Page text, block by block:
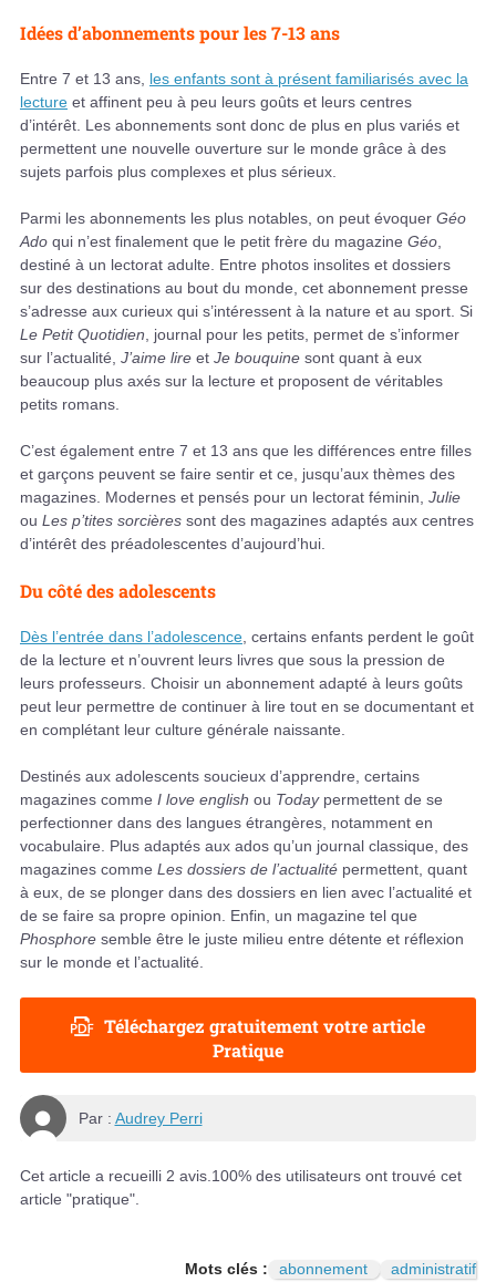
Idées d’abonnements pour les 7-13 ans
Entre 7 et 13 ans, les enfants sont à présent familiarisés avec la
lecture et affinent peu à peu leurs goûts et leurs centres
d’intérêt. Les abonnements sont donc de plus en plus variés et
permettent une nouvelle ouverture sur le monde grâce à des
sujets parfois plus complexes et plus sérieux.
Parmi les abonnements les plus notables, on peut évoquer Géo
Ado qui n’est finalement que le petit frère du magazine Géo
destiné à un lectorat adulte. Entre photos insolites et dossiers
sur des destinations au bout du monde, cet abonnement presse
s’adresse aux curieux qui s’intéressent à la nature et au sport. Si
Le Petit Quotidien , journal pour les petits, permet de s’informer
sur l’actualité, J’aime lire et Je bouquine sont quant à eux
beaucoup plus axés sur la lecture et proposent de véritables
petits romans.
C’est également entre 7 et 13 ans que les différences entre filles
et garçons peuvent se faire sentir et ce, jusqu’aux thèmes des
magazines. Modernes et pensés pour un lectorat féminin, Julie
ou Les p’tites sorcières sont des magazines adaptés aux centres
d’intérêt des préadolescentes d’aujourd’hui.
Du côté des adolescents
Dès l’entrée dans l’adolescence , certains enfants perdent le goût
de la lecture et n’ouvrent leurs livres que sous la pression de
leurs professeurs. Choisir un abonnement adapté à leurs goûts
peut leur permettre de continuer à lire tout en se documentant et
en complétant leur culture générale naissante.
Destinés aux adolescents soucieux d’apprendre, certains
magazines comme I love english ou Todaypermettent de se
perfectionner dans des langues étrangères, notamment en
vocabulaire. Plus adaptés aux ados qu’un journal classique, des
magazines comme Les dossiers de l’actualité permettent, quant
à eux, de se plonger dans des dossiers en lien avec l’actualité et
de se faire sa propre opinion. Enfin, un magazine tel que
Phosphore semble être le juste milieu entre détente et réflexion
sur le monde et l’actualité.
Téléchargez gratuitement votre article
Pratique
Par : Audrey Perri
Cet article a recueilli 2 avis. 100% des utilisateurs ont trouvé cet
article "pratique".
Mots clés : abonnement
administratif